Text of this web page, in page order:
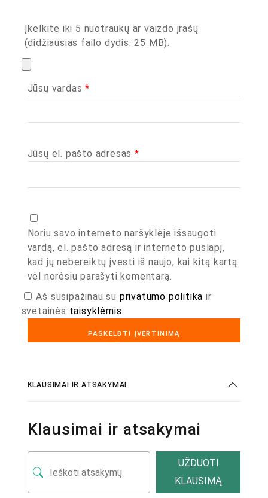
Įkelkite iki 5 nuotraukų ar vaizdo įrašų
(didžiausias failo dydis: 25 MB).
Jūsų vardas*
Jūsų el. pašto adresas *
Noriu savo interneto naršyklėje išsaugoti
vardą, el. pašto adresą ir interneto puslapį,
kad jų nebereiktų įvesti iš naujo, kai kitą kartą
vėl norėsiu parašyti komentarą.
Aš susipažinau su privatumo politika ir
svetainės taisyklėmis.
KLAUSIMAI IR ATSAKYMAI
Klausimai ir atsakymai
UŽDUOTI
KLAUSIMĄ